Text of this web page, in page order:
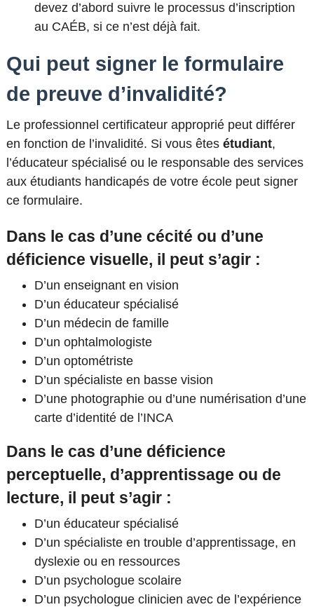
devez d’abord suivre le processus d’inscription
au CAÉB, si ce n’est déjà fait.
Qui peut signer le formulaire
de preuve d’invalidité?
Le professionnel certificateur approprié peut différer
en fonction de l’invalidité. Si vous êtes étudiant,
l’éducateur spécialisé ou le responsable des services
aux étudiants handicapés de votre école peut signer
ce formulaire.
Dans le cas d’une cécité ou d’une
déficience visuelle, il peut s’agir :
D’un enseignant en vision
D’un éducateur spécialisé
D’un médecin de famille
D’un ophtalmologiste
D’un optométriste
D’un spécialiste en basse vision
D’une photographie ou d’une numérisation d’une
carte d’identité de l’INCA
Dans le cas d’une déficience
perceptuelle, d’apprentissage ou de
lecture, il peut s’agir :
D’un éducateur spécialisé
D’un spécialiste en trouble d’apprentissage, en
dyslexie ou en ressources
D’un psychologue scolaire
D’un psychologue clinicien avec de l’expérience